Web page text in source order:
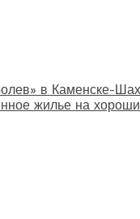
в Каменске-
жилье на